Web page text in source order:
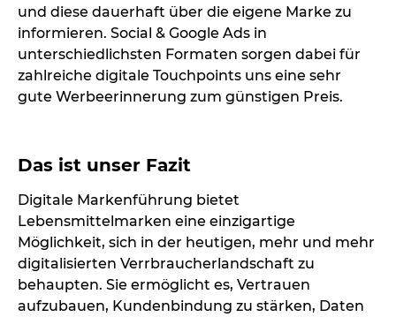
und diese dauerhaft über die eigene Marke zu
informieren. Social & Google Ads in
unterschiedlichsten Formaten sorgen dabei für
zahlreiche digitale Touchpoints uns eine sehr
gute Werbeerinnerung zum günstigen Preis.
Das ist unser Fazit
Digitale Markenführung bietet
Lebensmittelmarken eine einzigartige
Möglichkeit, sich in der heutigen, mehr und mehr
digitalisierten Verrbraucherlandschaft zu
behaupten. Sie ermöglicht es, Vertrauen
aufzubauen, Kundenbindung zu stärken, Daten